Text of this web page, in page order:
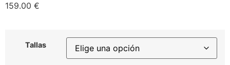
159.00 €
Tallas